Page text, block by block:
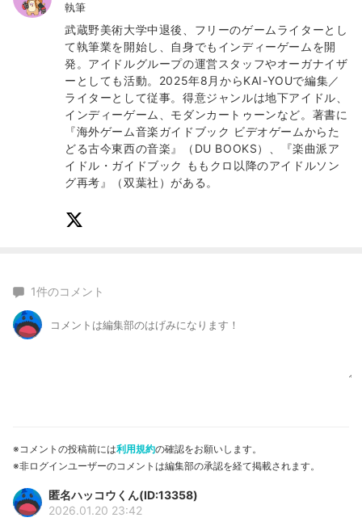
執筆
武蔵野美術大学中退後、フリーのゲームライターとし
て執筆業を開始し、自身でもインディーゲームを開
発。アイドルグループの運営スタッフやオーガナイザ
ーとしても活動。2025年8月からKAI-YOUで編集／
ライターとして従事。得意ジャンルは地下アイドル、
インディーゲーム、モダンカートゥーンなど。著書に
『海外ゲーム音楽ガイドブック ビデオゲームからた
どる古今東西の音楽』（DU BOOKS）、『楽曲派ア
イドル・ガイドブック ももクロ以降のアイドルソン
グ再考』（双葉社）がある。
1件のコメント
※コメントの投稿前には利用規約の確認をお願いします。
※非ログインユーザーのコメントは編集部の承認を経て掲載されます。
匿名ハッコウくん(ID:13358)
2026.01.20 23:42